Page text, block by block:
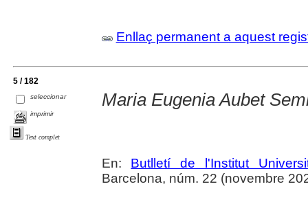
Enllaç permanent a aquest
5 / 182
seleccionar
imprimir
Text complet
Maria Eugenia Aubet
En: Butlletí de l'Institut
Barcelona, núm. 22 (novembre